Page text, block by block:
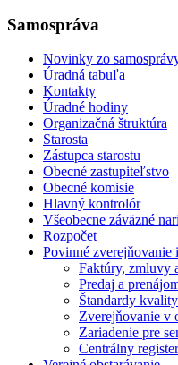
Samospráva
Novinky zo
Úradná tabuľa
Kontakty
Úradné hodiny
Organizačná štruktúra
Starosta
Zástupca starostu
Obecné zastupiteľstvo
Obecné komisie
Hlavný kontrolór
Všeobecne záväzné
Rozpočet
Povinné zverejňovanie
Faktúry, zmluvy
Predaj a
Štandardy
Zverejňovanie v
Zariadenie pre
Centrálny